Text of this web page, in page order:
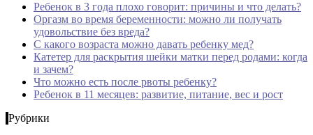
Ребенок в 3 года плохо говорит: причины и что делать?
Оргазм во время беременности: можно ли получать
удовольствие без вреда?
С какого возраста можно давать ребенку мед?
Катетер для раскрытия шейки матки перед родами: когда
и зачем?
Что можно есть после рвоты ребенку?
Ребенок в 11 месяцев: развитие, питание, вес и рост
Рубрики